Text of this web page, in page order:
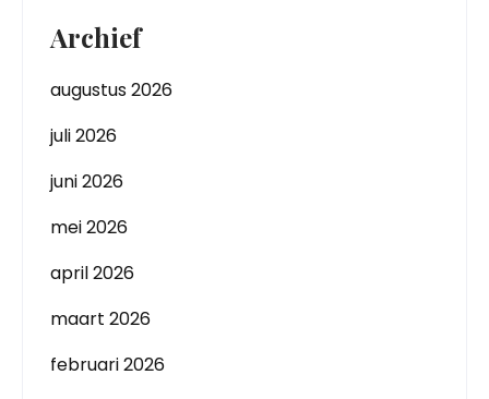
Archief
augustus 2026
juli 2026
juni 2026
mei 2026
april 2026
maart 2026
februari 2026